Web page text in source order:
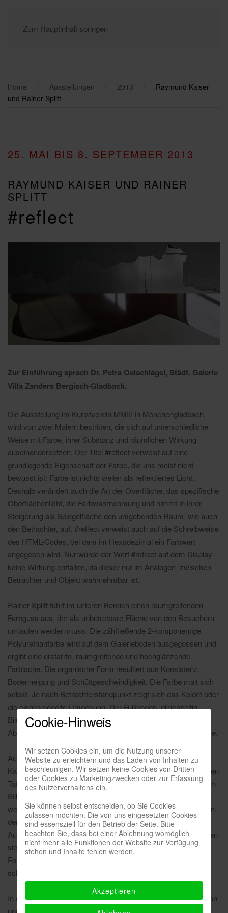
Zum Hauptinhalt springen
Home Ausstellungen 2013
Raymund Kaiser
und Rainer Splitt
25. MAI BIS 8. SEPTEMBER 2013
RAYMUND KAISER UND RAINER
SPLITT
#reflect
Zur Einführung sprach Dr. Petra Oelschlägel, Städt. Galerie
Villa Zanders Bergisch-Gladbach.
Die Ausstellung im Kunstverein MMIII in Mönchengladbach,
wird von zwei Malern bestritten, die sich auf unterschiedliche
Weise mit Farbe, ihrer Substanz und räumlichen Wirkung
auseinandersetzen. Der Titel #reflect verweist auf eine
grundlegende Eigenschaft der Farbe, die uns meist nicht
bewusst ist: Farbe ist nichts weiter als reflektiertes Licht.
Deshalb verändert auch die Art der Oberfläche, das spezifische
Oberflächenlicht, die Farbwahrnehmung und nimmt in ihrer
Steigerung als Spiegelfläche den umgebenden Raum, wie auch
den Betrachter, auf. #reflect verweist auch auf die Schreibweise
des HTML-Codes, bei dem im Hexadezimal ein Farbwert
angegeben wird. Nur würde der Wert #reflect auf dem Display
keine Wirkung entfalten, da dieser nur im Analogen, zwischen
Betrachter und Objekt wahrnehmbar ist.
Rainer Splitt führt im unteren Bereich einen raumgreifenden
Farbguss aus, der als unbetretbare Fläche von den Besuchern
umlaufen werden muss. Die zähfließende 2-komponentige
Polyurethanfarbe wird auf dem Galerieboden ausgegossen und
ergibt eine erstarrte, raumgreifende und hochglänzende
Farblache. Die organische Form resultiert aus Konsistenz,
Bodenneigung und Schüttgeschwindigkeit. Die Farbe malt sich
selbst. Je nach Betrachterstandpunkt zeigt sich das Kolorit oder
die eingespiegelte Umgebung. Der Fußboden, gleichzeitig
Bildgrund und Umgebungswirklichkeit, wird zum ‚Bild‘: zum
Abbild, reflektierenden Spiegel oder monumentalen Farbmasse.
Auf der Hauptwand der Galerieempore installiert Raymund
Kaiser eine 3x14m große ‚Fläche‘, die sich aus 60 verspiegelten
Tafeln zusammensetzt. Auf diesen Tafeln legt Kaiser mit einem
Silber-Lackmarker individuell schraffierte Flächenformen an,
welche die einzelnen Tafeln aber nicht vollständig bedecken. In
den ‚Leerstellen‘ spiegelt sich der umgebende
Ausstellungsraum. Die schraffierten Flächenformen summieren
sich zu mehr oder weniger zusammenhängenden, bildhaften
Formen, die gleichsam in der Spiegelfläche zu schweben
scheinen.
In den Arbeiten beider Künstler wird die Frage nach der Position
und Verortung des Betrachters gestellt. Die scheinbare
Cookie-Hinweis
Wir setzen Cookies ein, um die Nutzung unserer
Website zu erleichtern und das Laden von Inhalten zu
beschleunigen. Wir setzen keine Cookies von Dritten
oder Cookies zu Marketingzwecken oder zur Erfassung
des Nutzerverhaltens ein.
Sie können selbst entscheiden, ob Sie Cookies
zulassen möchten. Die von uns eingesetzten Cookies
sind essensziell für den Betrieb der Seite. Bitte
beachten Sie, dass bei einer Ablehnung womöglich
nicht mehr alle Funktionen der Website zur Verfügung
stehen und Inhalte fehlen werden.
Akzeptieren